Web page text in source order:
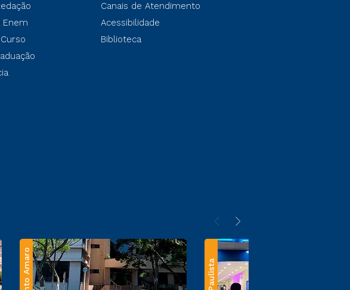
Enem
Canais de Atendimento
Acessibilidade
Biblioteca
Santo Amaro Paulista